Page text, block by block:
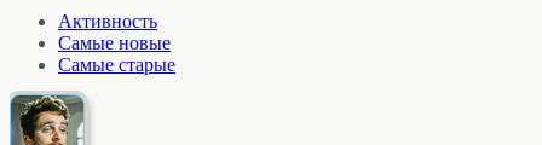
Активность
Самые новые
Самые старые